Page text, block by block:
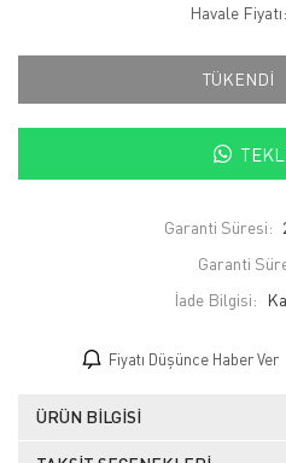
Havale Fiyatı:
TÜKENDİ
Garanti Süresi:
Garanti
İade Bilgisi:
Fiyatı Düşünce Haber Ver
ÜRÜN BILGISI